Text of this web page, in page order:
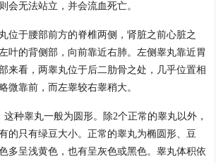
会无法站立，并会流血死亡。
位于腰部前方的脊椎两侧，肾脏之前心脏之
叶的背侧部，向前靠近右肺。左侧睾丸靠近胃
来看，两睾丸位于后二肋骨之处，几乎位置相
微靠前，而左睾较右睾稍大。
种睾丸一般为圆形。除2个正常的睾丸以外，
的只有绿豆大小。正常的睾丸为椭圆形、豆
多呈浅黄色，也有呈灰色或黑色。睾丸体积依